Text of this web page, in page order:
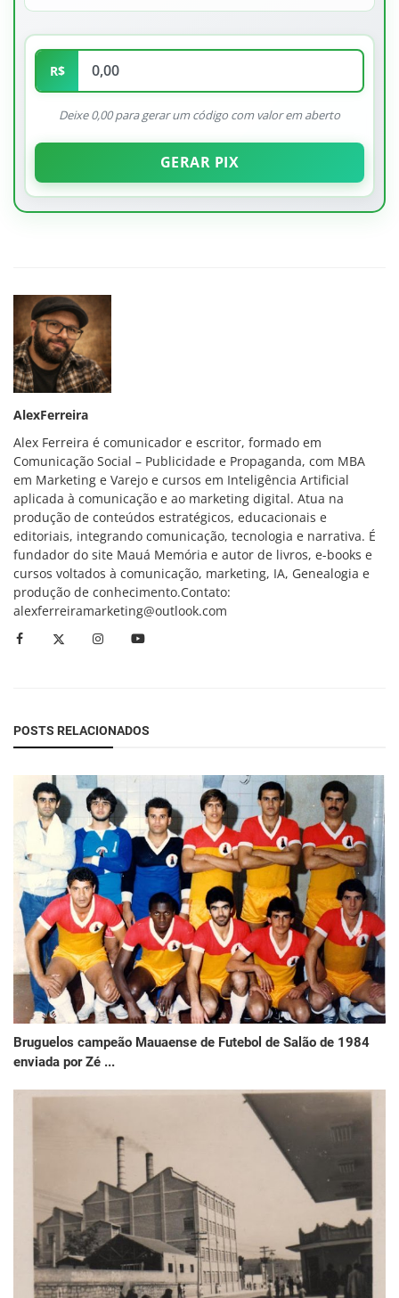
R$
Deixe 0,00 para gerar um código com valor em aberto
GERAR PIX
AlexFerreira
Alex Ferreira é comunicador e escritor, formado em
Comunicação Social – Publicidade e Propaganda, com MBA
em Marketing e Varejo e cursos em Inteligência Artificial
aplicada à comunicação e ao marketing digital. Atua na
produção de conteúdos estratégicos, educacionais e
editoriais, integrando comunicação, tecnologia e narrativa. É
fundador do site Mauá Memória e autor de livros, e-books e
cursos voltados à comunicação, marketing, IA, Genealogia e
produção de conhecimento.Contato:
alexferreiramarketing@outlook.com
POSTS RELACIONADOS
Bruguelos campeão Mauaense de Futebol de Salão de 1984
enviada por Zé ...